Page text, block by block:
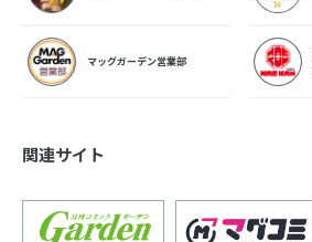
マッグガーデン営業部
関連サイト